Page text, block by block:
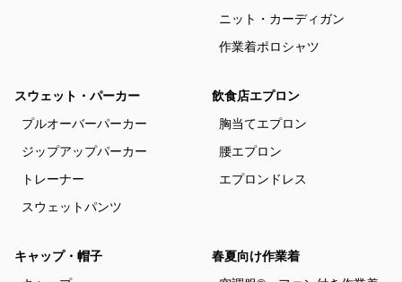
ニット・カーディガン
作業着ポロシャツ
スウェット・パーカー
プルオーバーパーカー
ジップアップパーカー
トレーナー
スウェットパンツ
飲食店エプロン
胸当てエプロン
腰エプロン
エプロンドレス
キャップ・帽子
春夏向け作業着